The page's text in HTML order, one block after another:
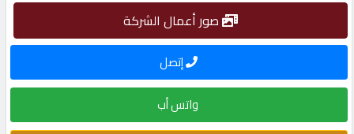
الاحصائيات
الأقسام
صور أعمال الشركة
إتصل
واتس أب